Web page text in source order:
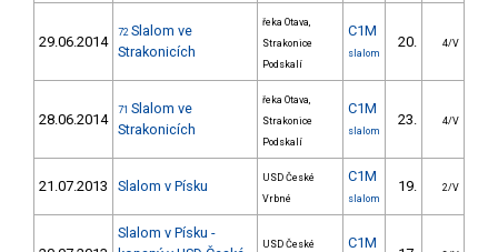
29.06.2014
72 Slalom ve
Strakonicích
řeka Otava,
Strakonice
Podskalí
C1M
slalom
20. 4/V
28.06.2014
71 Slalom ve
Strakonicích
řeka Otava,
Strakonice
Podskalí
C1M
slalom
23. 4/V
21.07.2013 Slalom v Písku
USD České
Vrbné
C1M
slalom
19. 2/V
Slalom v Písku -
USD České
C1M